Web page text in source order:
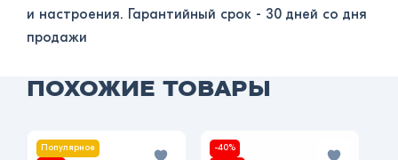
и настроения. Гарантийный срок - 30 дней со дня
продажи
ПОХОЖИЕ ТОВАРЫ
Популярное
-40%